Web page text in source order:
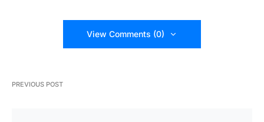
View Comments (0)
PREVIOUS POST